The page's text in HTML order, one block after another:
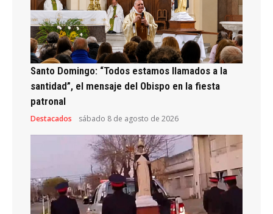
Santo Domingo: “Todos estamos llamados a la
santidad”, el mensaje del Obispo en la fiesta
patronal
Destacados sábado 8 de agosto de 2026